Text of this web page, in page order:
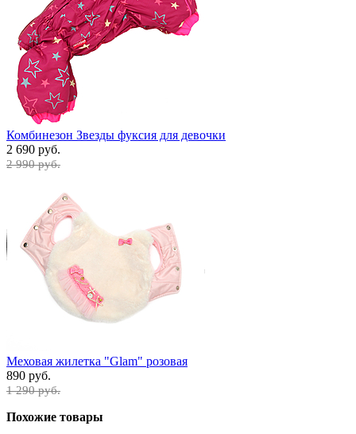
Комбинезон Звезды фуксия для девочки
2 690 руб.
2 990 руб.
Меховая жилетка "Glam" розовая
890 руб.
1 290 руб.
Похожие товары